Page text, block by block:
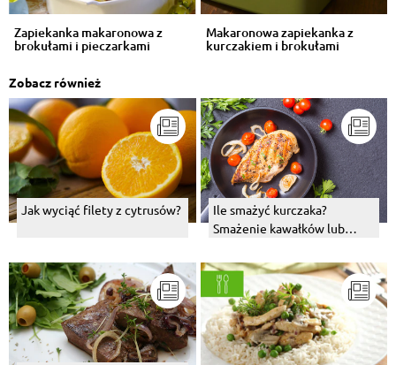
Zapiekanka makaronowa z
brokułami i pieczarkami
Makaronowa zapiekanka z
kurczakiem i brokułami
Zobacz również
Jak wyciąć filety z cytrusów?
Ile smażyć kurczaka?
Smażenie kawałków lub
czym?